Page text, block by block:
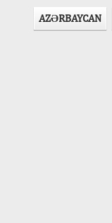
AZӘRBAYCAN